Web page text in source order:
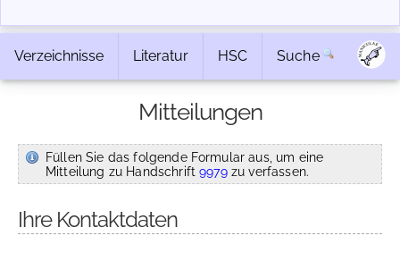
Verzeichnisse Literatur HSC Suche
Mitteilungen
Füllen Sie das folgende Formular aus, um eine
Mitteilung zu Handschrift9979zu verfassen.
Ihre Kontaktdaten